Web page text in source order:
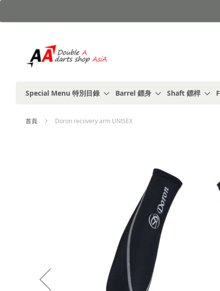
到
Special Menu 特別目錄
Barrel 鏢身 Shaft 鏢桿
首頁 Doron recovery arm UNISEX